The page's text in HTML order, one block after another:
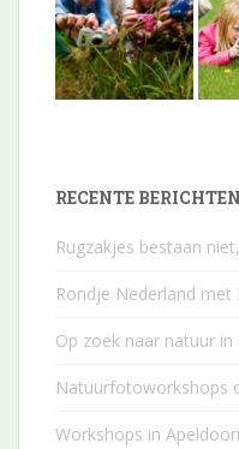
RECENTE BERICHTEN
Rugzakjes bestaan
Rondje Nederland met
Op zoek naar natuur in
Natuurfotoworkshops
Workshops in